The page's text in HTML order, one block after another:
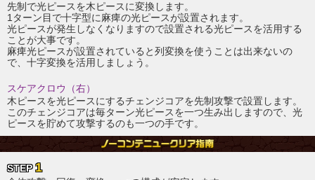
先制で光ピースを木ピースに変換します。
1ターン目で十字型に麻痺の光ピースが設置されます。
光ピースが発生しなくなりますので設置される光ピースを活用する
ことが大事です。
麻痺光ピースが設置されていると列変換を使うことは出来ないの
で、十字変換を活用しましょう。
スケアクロウ（右）
木ピースを光ピースにするチェンジコアを先制攻撃で設置します。
このチェンジコアは毎ターン光ピースを一つ生み出しますので、光
ピースを貯めて攻撃するのも一つの手です。
STEP1